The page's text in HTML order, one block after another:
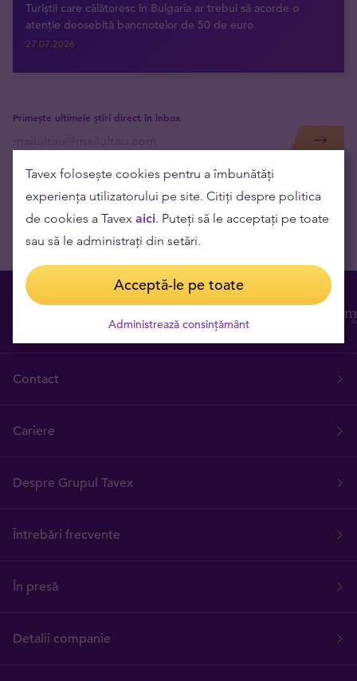
Turiștii care călătoresc în Bulgaria ar trebui să acorde o
atenție deosebită bancnotelor de 50 de euro
27.07.2026
Primește ultimele știri direct în inbox
Contact
Cariere
Despre Grupul Tavex
Întrebări frecvente
În presă
Detalii companie
Tavex folosește cookies pentru a îmbunătăți
experiența utilizatorului pe site. Citiți despre politica
de cookies a Tavex aici. Puteți să le acceptați pe toate
sau să le administrați din setări.
Acceptă-le pe toate
Administrează consințământ